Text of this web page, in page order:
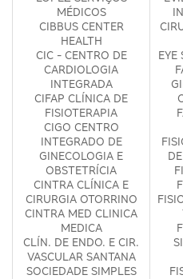
MÉDICOS
CIBBUS CENTER
HEALTH
CIC - CENTRO DE
CARDIOLOGIA
INTEGRADA
CIFAP CLÍNICA DE
FISIOTERAPIA
CIGO CENTRO
INTEGRADO DE
GINECOLOGIA E
OBSTETRÍCIA
CINTRA CLÍNICA E
CIRURGIA OTORRINO
CINTRA MED CLINICA
MEDICA
CLÍN. DE ENDO. E CIR.
VASCULAR SANTANA
SOCIEDADE SIMPLES
EYE